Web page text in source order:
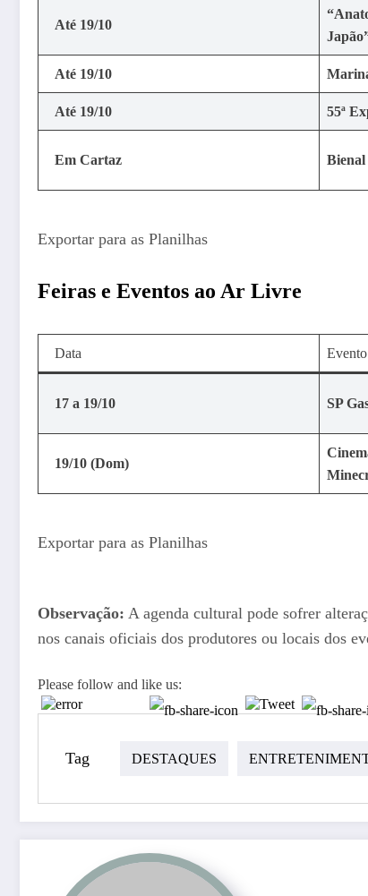
Até 19/10
Até 19/10
Até 19/10 55ª
Em Cartaz Bienal
Exportar para as Planilhas
Feiras e Eventos ao Ar Livre
Data Evento
17 a 19/10 SP
19/10 (Dom)
Exportar para as Planilhas
Observação: A agenda cultural pode sofrer
nos canais oficiais dos produtores ou locais dos
Please follow and like us:
Tag DESTAQUES